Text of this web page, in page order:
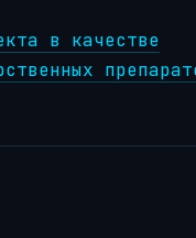
в качестве